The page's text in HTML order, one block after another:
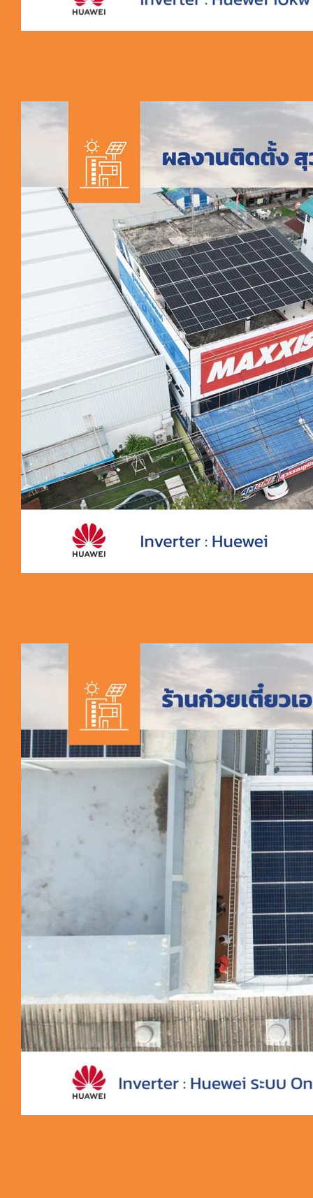
ผลงานติดตั้ง
ผลงานติ